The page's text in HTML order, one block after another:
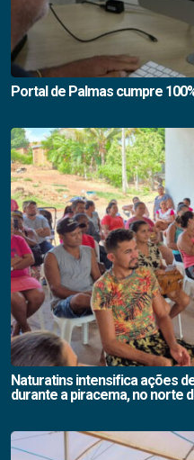
Portal de Palmas cumpre
Naturatins intensifica ações
durante a piracema, no norte